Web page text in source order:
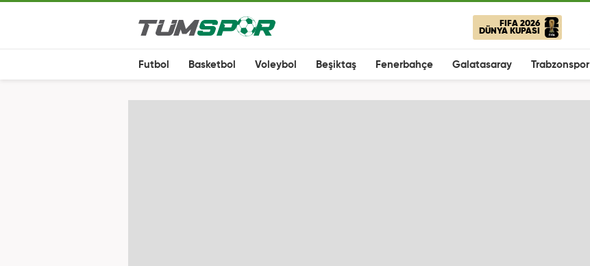
FIFA 2026
DÜNYA KUPASI
Futbol Basketbol Voleybol Beşiktaş Fenerbahçe Galatasaray Trabzonspor